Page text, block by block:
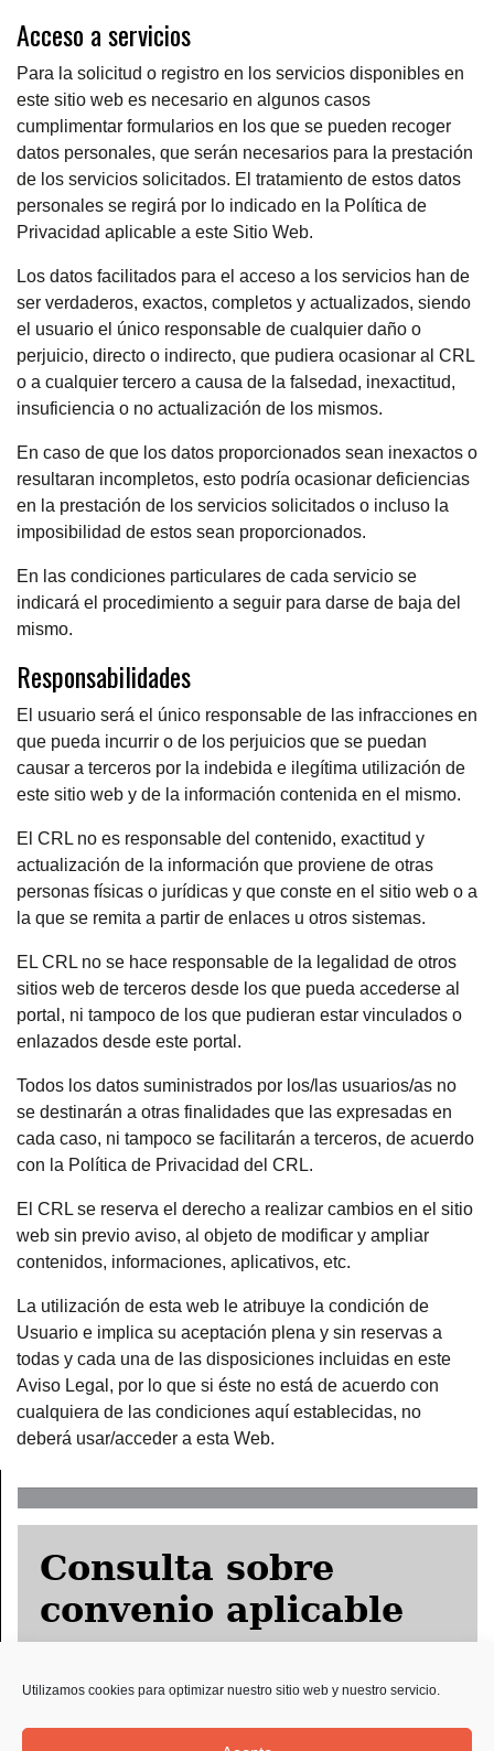
Utilizamos cookies para optimizar nuestro sitio web y nuestro servicio.
Acceso a servicios
Para la solicitud o registro en los servicios disponibles en
este sitio web es necesario en algunos casos
cumplimentar formularios en los que se pueden recoger
datos personales, que serán necesarios para la prestación
de los servicios solicitados. El tratamiento de estos datos
personales se regirá por lo indicado en la Política de
Privacidad aplicable a este Sitio Web.
Los datos facilitados para el acceso a los servicios han de
ser verdaderos, exactos, completos y actualizados, siendo
el usuario el único responsable de cualquier daño o
perjuicio, directo o indirecto, que pudiera ocasionar al CRL
o a cualquier tercero a causa de la falsedad, inexactitud,
insuficiencia o no actualización de los mismos.
En caso de que los datos proporcionados sean inexactos o
resultaran incompletos, esto podría ocasionar deficiencias
en la prestación de los servicios solicitados o incluso la
imposibilidad de estos sean proporcionados.
En las condiciones particulares de cada servicio se
indicará el procedimiento a seguir para darse de baja del
mismo.
Responsabilidades
El usuario será el único responsable de las infracciones en
que pueda incurrir o de los perjuicios que se puedan
causar a terceros por la indebida e ilegítima utilización de
este sitio web y de la información contenida en el mismo.
El CRL no es responsable del contenido, exactitud y
actualización de la información que proviene de otras
personas físicas o jurídicas y que conste en el sitio web o a
la que se remita a partir de enlaces u otros sistemas.
EL CRL no se hace responsable de la legalidad de otros
sitios web de terceros desde los que pueda accederse al
portal, ni tampoco de los que pudieran estar vinculados o
enlazados desde este portal.
Todos los datos suministrados por los/las usuarios/as no
se destinarán a otras finalidades que las expresadas en
cada caso, ni tampoco se facilitarán a terceros, de acuerdo
con la Política de Privacidad del CRL.
El CRL se reserva el derecho a realizar cambios en el sitio
web sin previo aviso, al objeto de modificar y ampliar
contenidos, informaciones, aplicativos, etc.
La utilización de esta web le atribuye la condición de
Usuario e implica su aceptación plena y sin reservas a
todas y cada una de las disposiciones incluidas en este
Aviso Legal, por lo que si éste no está de acuerdo con
cualquiera de las condiciones aquí establecidas, no
deberá usar/acceder a esta Web.
Consulta sobre
convenio aplicable